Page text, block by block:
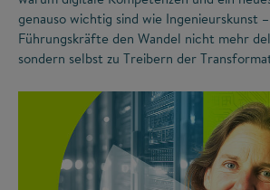
genauso wichtig sind wie Ingenieurskunst
Führungskräfte den Wandel nicht mehr
sondern selbst zu Treibern der